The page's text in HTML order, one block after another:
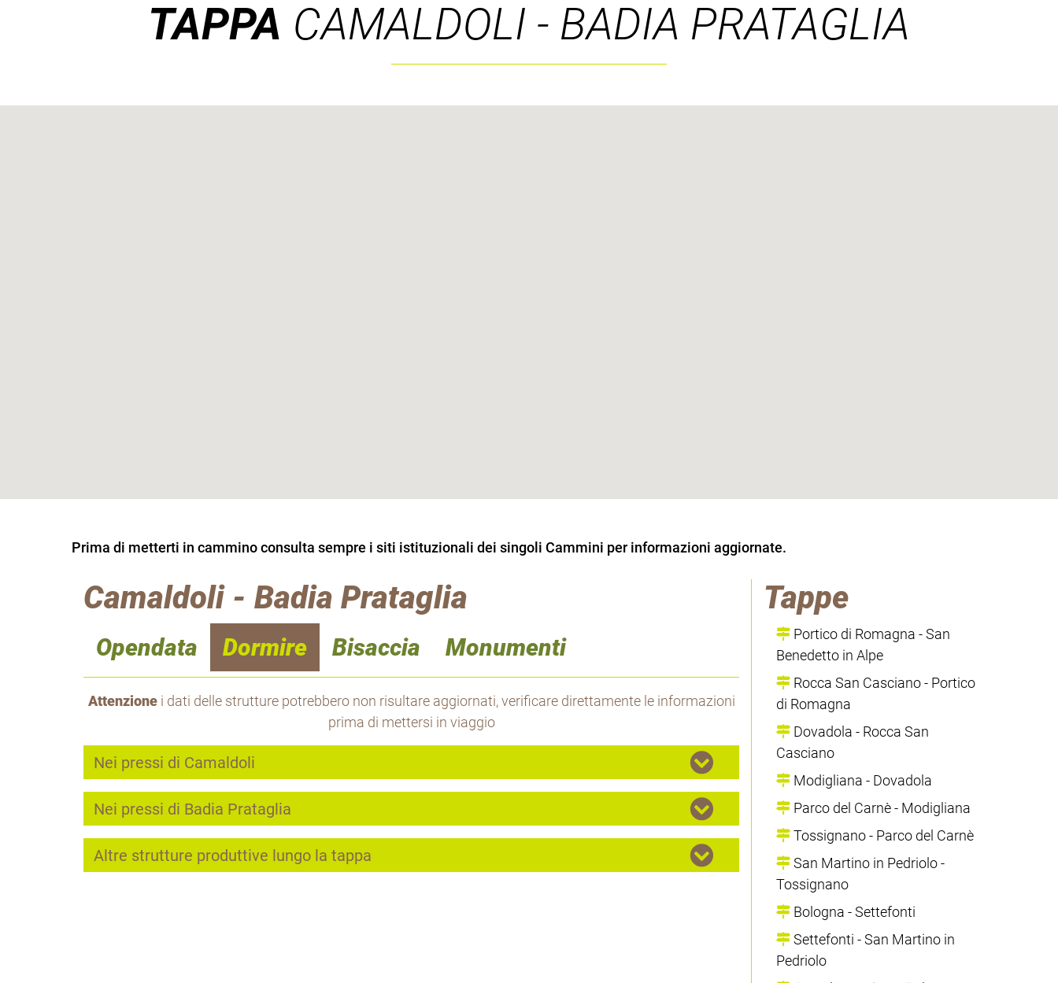
TAPPA CAMALDOLI - BADIA PRATAGLIA
Prima di metterti in cammino consulta sempre i siti istituzionali dei singoli Cammini per informazioni aggiornate.
Camaldoli - Badia Prataglia
Opendata Dormire Bisaccia Monumenti
Attenzionei dati delle strutture potrebbero non risultare aggiornati, verificare direttamente le informazioni
prima di mettersi in viaggio
Nei pressi di Camaldoli
Nei pressi di Badia Prataglia
Altre strutture produttive lungo la tappa
Tappe
Portico di Romagna - San
Benedetto in Alpe
Rocca San Casciano - Portico
di Romagna
Dovadola - Rocca San
Casciano
Modigliana - Dovadola
Parco del Carnè - Modigliana
Tossignano - Parco del Carnè
San Martino in Pedriolo -
Tossignano
Bologna - Settefonti
Settefonti - San Martino in
Pedriolo